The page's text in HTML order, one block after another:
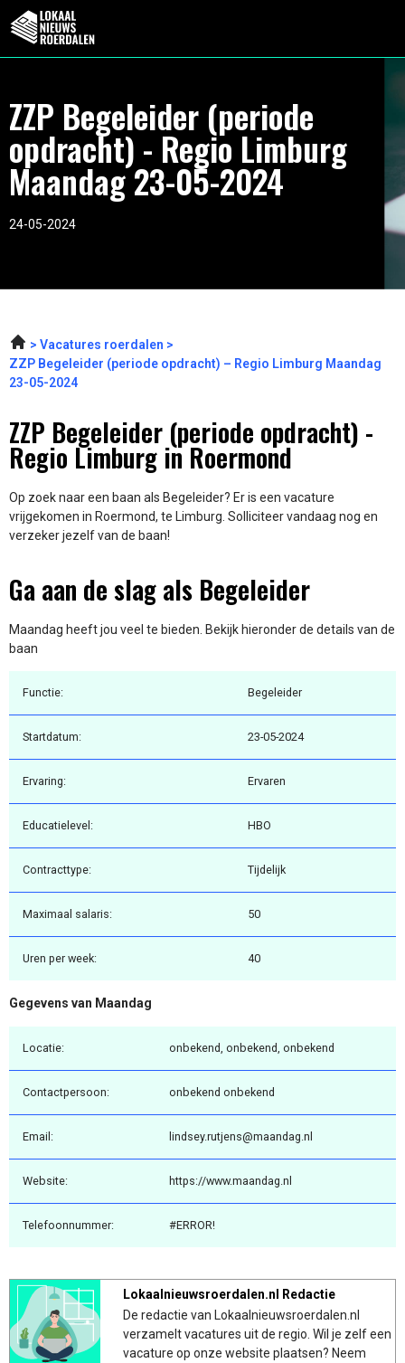
ZZP Begeleider (periode
opdracht) - Regio Limburg
Maandag 23-05-2024
24-05-2024
Vacatures roerdalen
ZZP Begeleider (periode opdracht) – Regio Limburg Maandag
23-05-2024
ZZP Begeleider (periode opdracht) -
Regio Limburg in Roermond
Op zoek naar een baan als Begeleider? Er is een vacature
vrijgekomen in Roermond, te Limburg. Solliciteer vandaag nog en
verzeker jezelf van de baan!
Ga aan de slag als Begeleider
Maandag heeft jou veel te bieden. Bekijk hieronder de details van de
baan
Functie: Begeleider
Startdatum: 23-05-2024
Ervaring: Ervaren
Educatielevel: HBO
Contracttype: Tijdelijk
Maximaal salaris: 50
Uren per week: 40
Gegevens van Maandag
Locatie: onbekend, onbekend, onbekend
Contactpersoon: onbekend onbekend
Email: lindsey.rutjens@maandag.nl
Website: https://www.maandag.nl
Telefoonnummer: #ERROR!
Lokaalnieuwsroerdalen.nl Redactie
De redactie van Lokaalnieuwsroerdalen.nl
verzamelt vacatures uit de regio. Wil je zelf een
vacature op onze website plaatsen? Neem